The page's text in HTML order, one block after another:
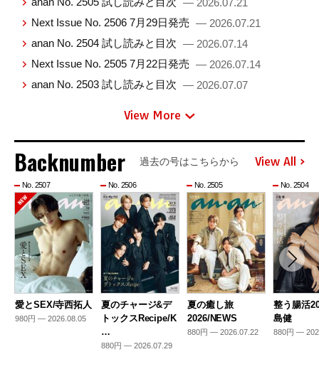
— 2026.07.21
Next Issue No. 2506 7月29日発売 — 2026.07.21
anan No. 2504 試し読みと目次 — 2026.07.14
Next Issue No. 2505 7月22日発売 — 2026.07.14
anan No. 2503 試し読みと目次 — 2026.07.07
View More
Backnumber 過去の号はこちらから View All
No. 2507
愛とSEX/寺西拓人
980円 — 2026.08.05
No. 2506
夏のチャージ&デ
トックスRecipe/K
…
880円 — 2026.07.29
No. 2505
夏の癒し旅
2026/NEWS
880円 — 2026.07.22
No. 2504
整う腸活
島健
880円 —